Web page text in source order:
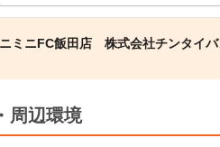
ミニFC飯田店 株式会社チンタイ
周辺環境